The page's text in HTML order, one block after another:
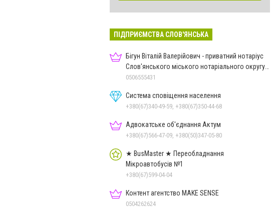
ПІДПРИЄМСТВА СЛОВ'ЯНСЬКА
Бігун Віталій Валерійович - приватний нотаріус
Слов'янського міського нотаріального округу
Дон.обл.
0506555431
Система сповіщення населення
+380(67)340-49-59, +380(67)350-44-68
Адвокатське об'єднання Актум
+380(67)566-47-09, +380(50)347-05-80
★ BusMaster ★ Переобладнання
Мікроавтобусів №1
+380(67)599-04-04
Контент агентство MAKE SENSE
0504262624